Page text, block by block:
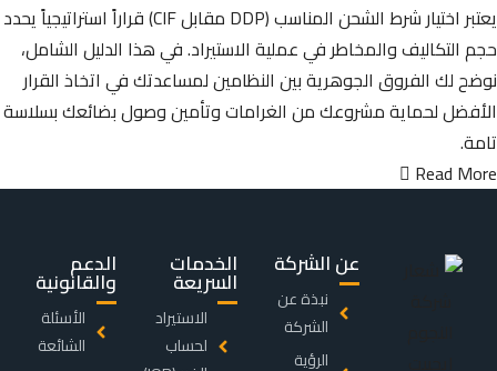
يعتبر اختيار شرط الشحن المناسب (DDP مقابل CIF) قراراً استراتيجياً يحدد
حجم التكاليف والمخاطر في عملية الاستيراد. في هذا الدليل الشامل،
نوضح لك الفروق الجوهرية بين النظامين لمساعدتك في اتخاذ القرار
الأفضل لحماية مشروعك من الغرامات وتأمين وصول بضائعك بسلاسة
تامة.
Read More
عن الشركة
نبذة عن
الشركة
الرؤية
الخدمات
السريعة
الاستيراد
لحساب
الدعم
والقانونية
الأسئلة
الشائعة